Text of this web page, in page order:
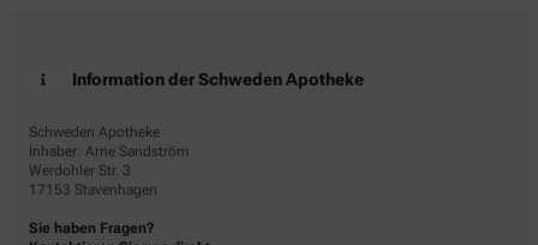
Information der Schweden Apotheke
Schweden Apotheke
Inhaber: Arne Sandström
Werdohler Str. 3
17153 Stavenhagen
Sie haben Fragen?